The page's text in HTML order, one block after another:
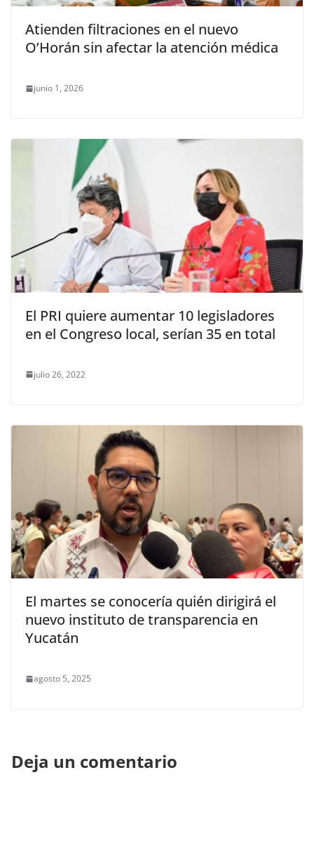
Atienden filtraciones en el nuevo
O’Horán sin afectar la atención médica
junio 1, 2026
El PRI quiere aumentar 10 legisladores
en el Congreso local, serían 35 en total
julio 26, 2022
El martes se conocería quién dirigirá el
nuevo instituto de transparencia en
Yucatán
agosto 5, 2025
Deja un comentario